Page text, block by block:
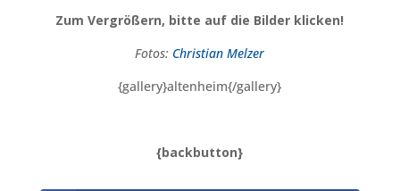
Zum Vergrößern, bitte auf die Bilder klicken!
Fotos: Christian Melzer
{gallery}altenheim{/gallery}
{backbutton}